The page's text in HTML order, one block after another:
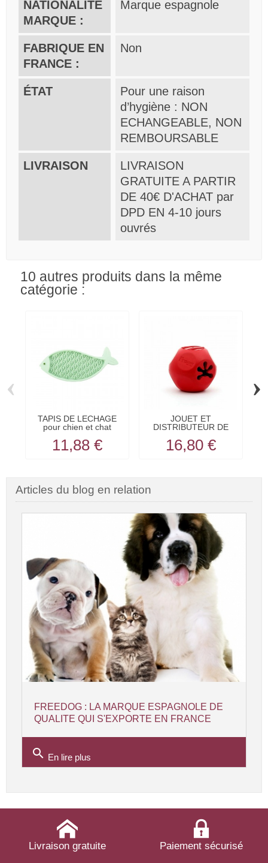
NATIONALITE
MARQUE :
Marque espagnole
FABRIQUE EN
FRANCE :
Non
ÉTAT
Pour une raison
d’hygiène : NON
ECHANGEABLE, NON
REMBOURSABLE
LIVRAISON
LIVRAISON
GRATUITE A PARTIR
DE 40€ D'ACHAT par
DPD EN 4-10 jours
ouvrés
10 autres produits dans la même
catégorie :
TAPIS DE LECHAGE
pour chien et chat
11,88 €
JOUET ET
DISTRIBUTEUR DE
16,80 €
‹ ›
Articles du blog en relation
FREEDOG : LA MARQUE ESPAGNOLE DE
QUALITE QUI S'EXPORTE EN FRANCE
search En lire plus
Livraison gratuite Paiement sécurisé